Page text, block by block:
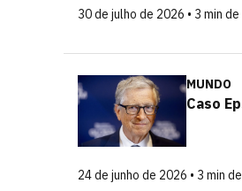
30 de julho de 2026 • 3 min
MUNDO
Caso
24 de junho de 2026 • 3 min